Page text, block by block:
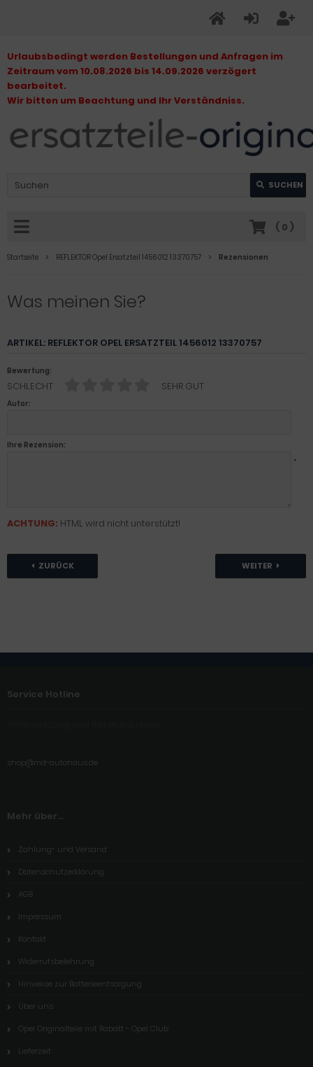
Urlaubsbedingt werden Bestellungen und Anfragen im
Zeitraum vom 10.08.2026 bis 14.09.2026 verzögert
bearbeitet.
Wir bitten um Beachtung und Ihr Verständniss.
SUCHEN
( 0 )
Startseite REFLEKTOR Opel Ersatzteil 1456012 13370757 Rezensionen
Was meinen Sie?
ARTIKEL: REFLEKTOR OPEL ERSATZTEIL 1456012 13370757
Bewertung:
SCHLECHT SEHR GUT
Autor:
Ihre Rezension:
*
ACHTUNG: HTML wird nicht unterstützt!
ZURÜCK WEITER
Service Hotline
shop@md-autohaus.de
Mehr über...
Zahlung- und Versand
Datenschutzerklärung
AGB
Impressum
Kontakt
Widerrufsbelehrung
Hinweise zur Batterieentsorgung
Über uns
Opel Originalteile mit Rabatt - Opel Club
Lieferzeit